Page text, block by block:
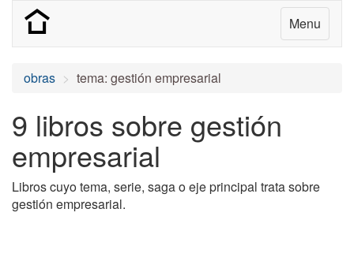
Menu
obras tema: gestión empresarial
9 libros sobre gestión
empresarial
Libros cuyo tema, serie, saga o eje principal trata sobre
gestión empresarial.